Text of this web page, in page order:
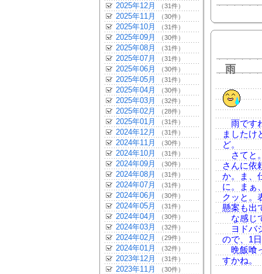
2025年12月 （31件）
2025年11月 （30件）
2025年10月 （31件）
2025年09月 （30件）
2025年08月 （31件）
2025年07月 （31件）
2025年06月 （30件）
2025年05月 （31件）
2025年04月 （30件）
2025年03月 （32件）
2025年02月 （28件）
2025年01月 （31件）
2024年12月 （31件）
2024年11月 （30件）
2024年10月 （31件）
2024年09月 （30件）
2024年08月 （31件）
2024年07月 （31件）
2024年06月 （30件）
2024年05月 （31件）
2024年04月 （30件）
2024年03月 （32件）
2024年02月 （29件）
2024年01月 （32件）
2023年12月 （31件）
2023年11月 （30件）
雨
雨です
ましたけ
ど。
さてと
さんに依
か。ま、
に。まぁ
クッと。
懸案も出
な感じ
ヨドバ
ので、1
晩飯喰
すかね。